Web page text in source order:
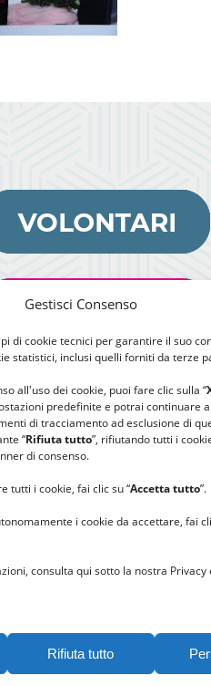
Gestisci Consenso
di cookie tecnici per garantire il suo
statistici, inclusi quelli forniti da terze
all'uso dei cookie, puoi fare clic sulla “
predefinite e potrai continuare
di tracciamento ad esclusione di
“Rifiuta tutto”, rifiutando tutti i
di consenso.
tutti i cookie, fai clic su “Accetta tutto”.
i cookie da accettare, fai
consulta qui sotto la nostra Privacy
Rifiuta tutto